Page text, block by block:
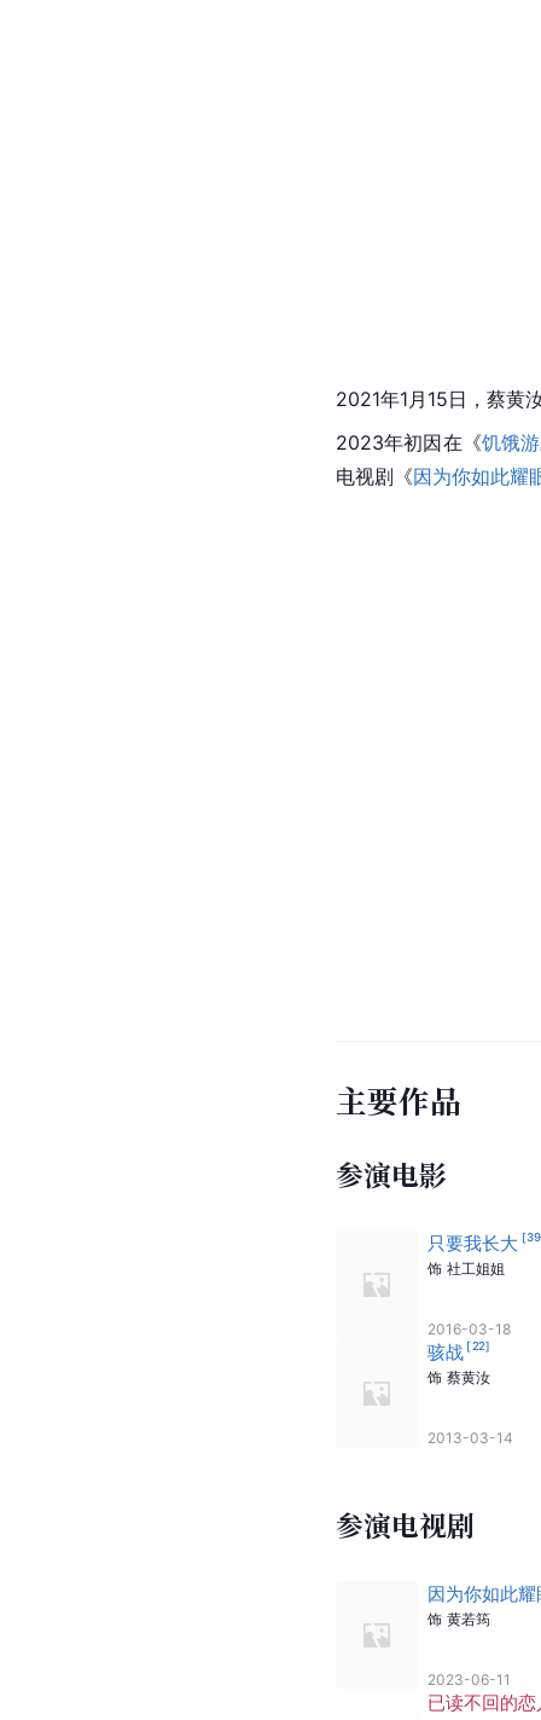
2021年1月15日，蔡黄
2023年初因在《饥饿
电视剧《因为你如此耀
主要作品
参演电影
只要我长大 [39
饰 社工姐姐
2016-03-18
骇战 [22]
饰 蔡黄汝
2013-03-14
参演电视剧
因为你如此耀
饰 黄若筠
2023-06-11
已读不回的恋